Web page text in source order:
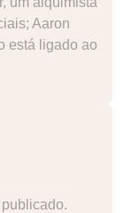
Aaron
está ligado ao